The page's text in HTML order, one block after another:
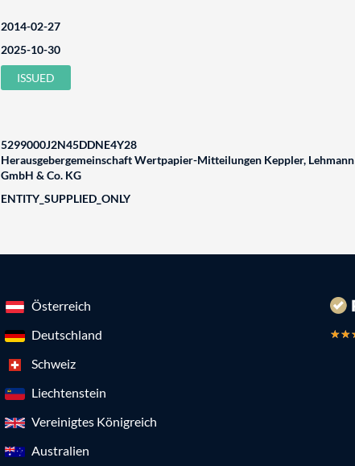
2014-02-27
2025-10-30
ISSUED
5299000J2N45DDNE4Y28
Herausgebergemeinschaft Wertpapier-Mitteilungen Keppler, Lehmann
GmbH & Co. KG
ENTITY_SUPPLIED_ONLY
Österreich
Deutschland
Schweiz
Liechtenstein
Vereinigtes Königreich
Australien